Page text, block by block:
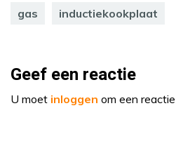
gas inductiekookplaat
Geef een reactie
U moet inloggen om een